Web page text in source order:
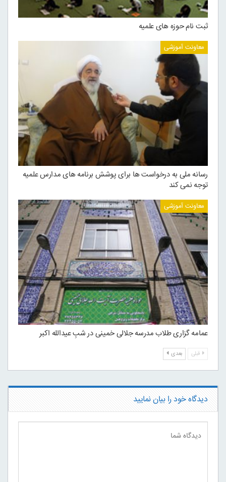
ثبت نام حوزه های علمیه
معاونت آموزشی
رسانه ملی به درخواست ها برای پوشش برنامه های مدارس علمیه
توجه نمی کند
معاونت آموزشی
عمامه گزاری طلاب مدرسه جلالی خمینی در شبِ عیدالله اکبر
قبلی بعدی
دیدگاه خود را بیان نمایید